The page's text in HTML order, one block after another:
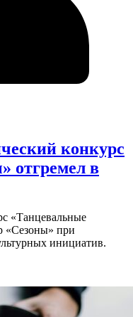
конкурс
отгремел в
«Танцевальные
«Сезоны» при
инициатив.